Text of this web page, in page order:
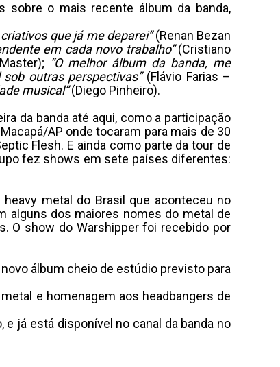
sobre o mais recente álbum da banda,
que já me deparei”(Renan Bezan
em cada novo trabalho”(Cristiano
“O melhor álbum da banda, me
outras perspectivas”(Flávio Farias –
musical”(Diego Pinheiro).
da banda até aqui, como a participação
AP onde tocaram para mais de 30
Flesh. E ainda como parte da tour de
fez shows em sete países diferentes:
metal do Brasil que aconteceu no
alguns dos maiores nomes do metal de
O show do Warshipper foi recebido por
álbum cheio de estúdio previsto para
e homenagem aos headbangers de
e já está disponível no canal da banda no